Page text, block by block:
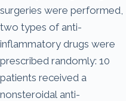
surgeries were performed,
two types of anti-
inflammatory drugs were
prescribed randomly: 10
patients received a
nonsteroidal anti-